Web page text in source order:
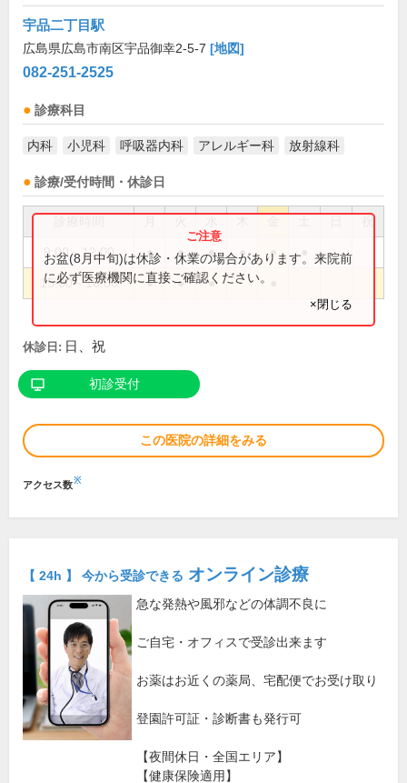
宇品二丁目駅
広島県広島市南区宇品御幸2-5-7 [地図]
082-251-2525
診療科目
内科 小児科 呼吸器内科 アレルギー科 放射線科
診療/受付時間・休診日
祝
9:00～12:00 ● ● ● ● ●
15:00～18:00 ● ● ●
お盆(8月中旬)は休診・休業の場合があります。来院前
に必ず医療機関に直接ご確認ください。
×閉じる
休診日: 日、祝
初診受付
この医院の詳細をみる
アクセス数※
【 24h 】 今から受診できる オンライン診療
急な発熱や風邪などの体調不良に
ご自宅・オフィスで受診出来ます
お薬はお近くの薬局、宅配便でお受け取り
登園許可証・診断書も発行可
【夜間休日・全国エリア】
【健康保険適用】